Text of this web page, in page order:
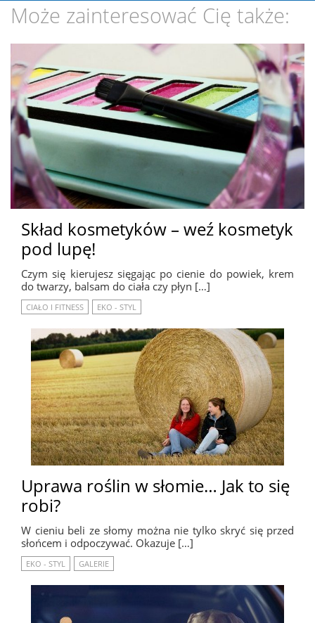
Może zainteresować Cię także:
Skład kosmetyków – weź kosmetyk
pod lupę!
Czym się kierujesz sięgając po cienie do powiek, krem
do twarzy, balsam do ciała czy płyn […]
CIAŁO I FITNESS EKO - STYL
Uprawa roślin w słomie… Jak to się
robi?
W cieniu beli ze słomy można nie tylko skryć się przed
słońcem i odpoczywać. Okazuje […]
EKO - STYL GALERIE